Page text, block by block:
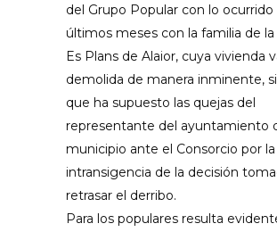
del Grupo Popular con lo
últimos meses con la familia de
Es Plans de Alaior, cuya vivienda
demolida de manera inminente,
que ha supuesto las quejas del
representante del ayuntamiento
municipio ante el Consorcio por la
intransigencia de la decisión
retrasar el derribo.
Para los populares resulta